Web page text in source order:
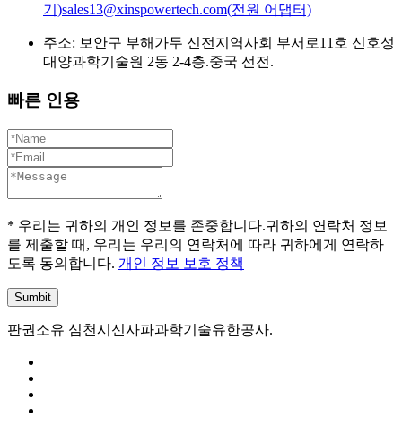
기)sales13@xinspowertech.com(전원 어댑터)
주소: 보안구 부해가두 신전지역사회 부서로11호 신호성
대양과학기술원 2동 2-4층.중국 선전.
빠른 인용
* 우리는 귀하의 개인 정보를 존중합니다.귀하의 연락처 정보
를 제출할 때, 우리는 우리의 연락처에 따라 귀하에게 연락하
도록 동의합니다. 개인 정보 보호 정책
판권소유 심천시신사파과학기술유한공사.